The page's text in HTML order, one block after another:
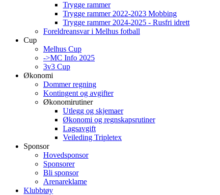
Trygge rammer
Trygge rammer 2022-2023 Mobbing
Trygge rammer 2024-2025 - Rusfri idrett
Foreldreansvar i Melhus fotball
Cup
Melhus Cup
->MC Info 2025
3v3 Cup
Økonomi
Dommer regning
Kontingent og avgifter
Økonomirutiner
Utlegg og skjemaer
Økonomi og regnskapsrutiner
Lagsavgift
Veileding Tripletex
Sponsor
Hovedsponsor
Sponsorer
Bli sponsor
Arenareklame
Klubbtøy